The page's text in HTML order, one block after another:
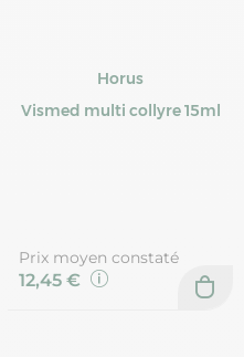
Horus
Vismed multi collyre 15ml
Prix moyen constaté
12,45 €